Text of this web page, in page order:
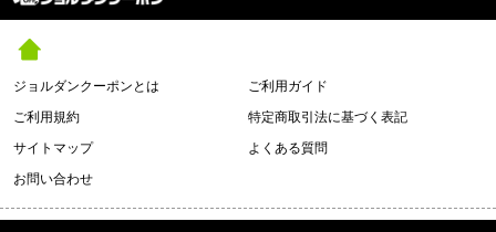
ジョルダンクーポンとは
ご利用ガイド
ご利用規約
特定商取引法に基づく表記
サイトマップ
よくある質問
お問い合わせ